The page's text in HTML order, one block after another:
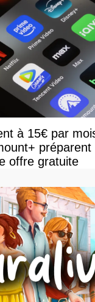
à 15€ par
offre gratuite